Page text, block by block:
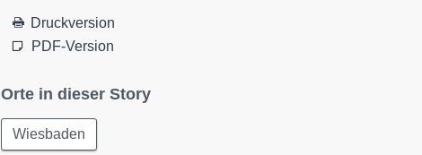
Druckversion
PDF-Version
Orte in dieser Story
Wiesbaden